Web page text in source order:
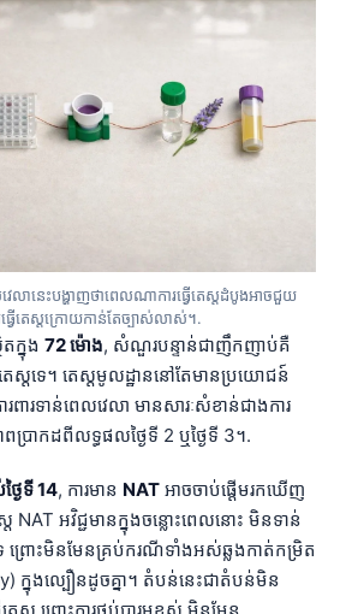
េលានេះបង្ហាញថាពេលណាការធ្វើតេស្តដំបូងអាចជួយ
ើតេស្តក្រោយកាន់តែច្បាស់លាស់។.
ក្នុង 72 ម៉ោង, សំណួរបន្ទាន់ជាញឹកញាប់គឺ
តេស្តទេ។ តេស្តមូលដ្ឋាននៅតែមានប្រយោជន៍
ារពារទាន់ពេលវេលា មានសារៈសំខាន់ជាងការ
ពប្រាកដពីលទ្ធផលថ្ងៃទី 2 ឬថ្ងៃទី 3។.
ងៃទី 14, ការមាន NAT អាចចាប់ផ្តើមរកឃើញ
េស្ត NAT អវិជ្ជមានក្នុងចន្លោះពេលនោះ មិនទាន់
ព្រោះមិនមែនគ្រប់ករណីទាំងអស់ឆ្លងកាត់កម្រិត
ក្នុងល្បឿនដូចគ្នា។ តំបន់នេះជាតំបន់មិន